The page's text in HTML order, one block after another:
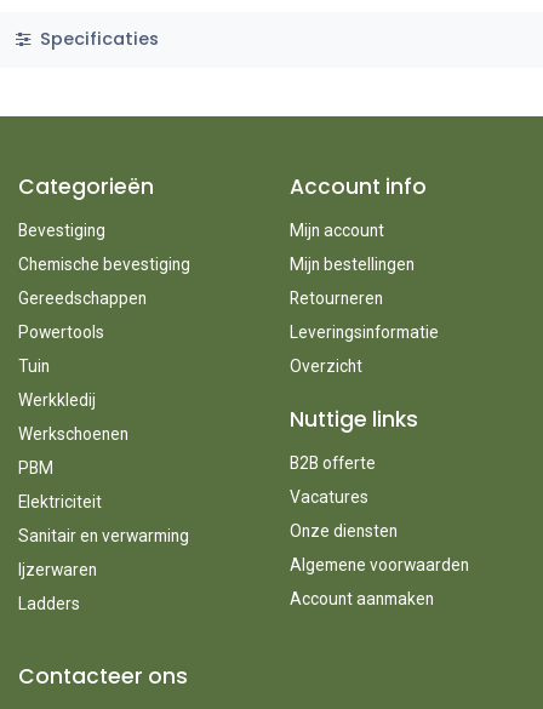
Specificaties
Categorieën
Bevestiging
Chemische bevestiging
Gereedschappen
Powertools
Tuin
Werkkledij
Werkschoenen
PBM
Elektriciteit
Sanitair en verwarming
Ijzerwaren
Ladders
Account info
Mijn account
Mijn bestellingen
Retourneren
Leveringsinformatie
Overzicht
Nuttige links
B2B offerte
Vacatures
Onze diensten
Algemene voorwaarden
Account aanmaken
Contacteer ons